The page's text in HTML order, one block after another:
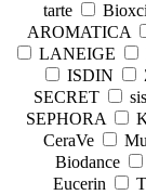
tarte
AROMATICA
LANEIGE
ISDIN
SECRET
SEPHORA
CeraVe
Biodance
Eucerin